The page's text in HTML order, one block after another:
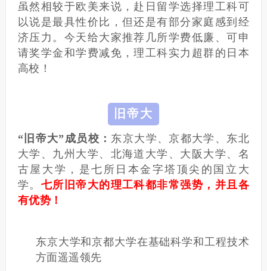
虽然相较于欧美来说，赴日留学选择理工科可
以说是最具性价比，但还是有部分家庭感到经
济压力。 今天给大家推荐几所学费低廉、可申
请奖学金和学费减免，理工科实力超群的日本
高校！
旧帝大
“旧帝大”成员校： 东京大学、京都大学、东北
大学、九州大学、北海道大学、大阪大学、名
古屋大学，是七所日本金字塔顶尖的国立大
学。 七所旧帝大的理工科都非常强势，并且各
有优势！
东京大学和京都大学在基础科学和工程技术
方面遥遥领先